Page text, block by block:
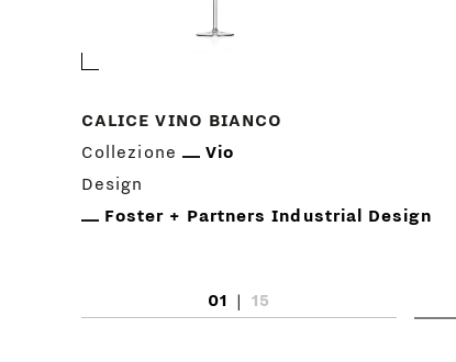
CALICE VINO BIANCO
Collezione
Vio
Design
Foster + Partners Industrial Design
01 |
15